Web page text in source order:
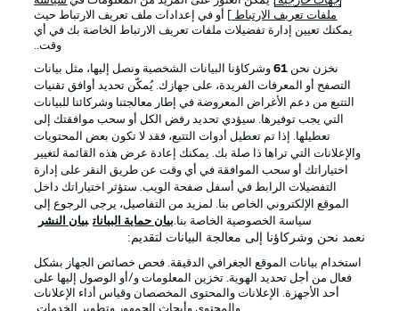
الإعلانات الإخطارات القانونية
شروط الاستخدام الوظائف
جهة النشر تواصل معنا
اللاعبون
ملفات تعريف الارتباط
] أو في إعدادات ملف تعريف الارتباط حيث
يمكنك تعيين إدارة تفضيلات ملفات تعريف الارتباط الخاصة بك في أي
وقت..
نخزن نحن 61وشركاؤنا البيانات الشخصية ونصل إليها، مثل بيانات
التصفح أو المعرفات الفريدة، على جهازك. يُمكّن تحديد أوافق تقنيات
التتبع من دعم الأغراض المعروضة في إطار معالجتنا وشركائنا للبيانات
التي يجب توفيرها. سيؤدي تحديد رفض الكل أو سحب موافقتك إلى
تعطيلها. إذا تم تعطيل أدوات التتبع، فقد لا تكون بعض المحتويات
والإعلانات التي تراها ذا صلة بك. يمكنك إعادة عرض هذه القائمة لتغيير
اختياراتك أو سحب الموافقة في أي وقت عن طريق النقر على إدارة
التفضيلات الرابط في أسفل صفحة الويب. ستؤثر اختياراتك داخل
الموقع الإلكتروني الخاص بنا. لمزيد من التفاصيل، يرجى الرجوع إلى
سياسة الخصوصية الخاصة بنا.بيان حماية البيانات بيان النشر
نعمد نحن وشركاؤنا إلى معالجة البيانات لتقديم:
استخدام بيانات الموقع الجغرافي الدقيقة. فحص خصائص الجهاز بشكل
فعال من أجل تحديد الهوية. تخزين المعلومات و/أو الوصول إليها على
أحد الأجهزة. الإعلانات والمحتوى المخصصان وقياس أداء الإعلانات